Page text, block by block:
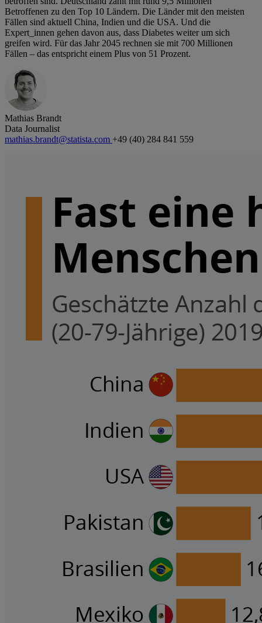
Betroffenen zu den Top 10 Ländern. Die Länder mit den meisten
Fällen sind aktuell China, Indien und die USA. Und die
Expert_innen gehen davon aus, dass Diabetes weiter um sich
greifen wird. Für das Jahr 2045 rechnen sie mit 700 Millionen
Fällen – das entspricht einem Plus von 51 Prozent.
Mathias Brandt
Data Journalist
mathias.brandt@statista.com +49 (40) 284 841 559